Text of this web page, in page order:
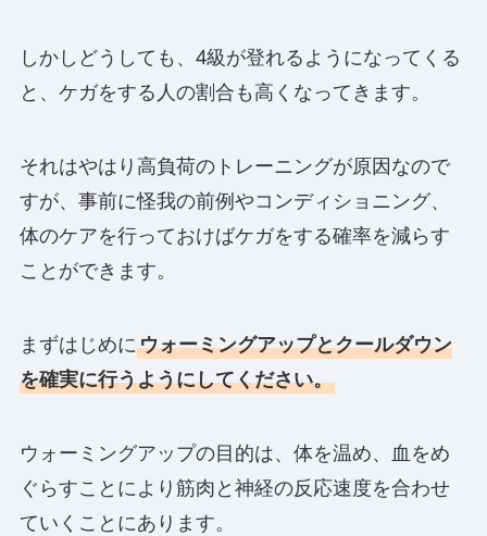
しかしどうしても、4級が登れるようになってくる
と、ケガをする人の割合も高くなってきます。
それはやはり高負荷のトレーニングが原因なので
すが、事前に怪我の前例やコンディショニング、
体のケアを行っておけばケガをする確率を減らす
ことができます。
まずはじめにウォーミングアップとクールダウン
を確実に行うようにしてください。
ウォーミングアップの目的は、体を温め、血をめ
ぐらすことにより筋肉と神経の反応速度を合わせ
ていくことにあります。